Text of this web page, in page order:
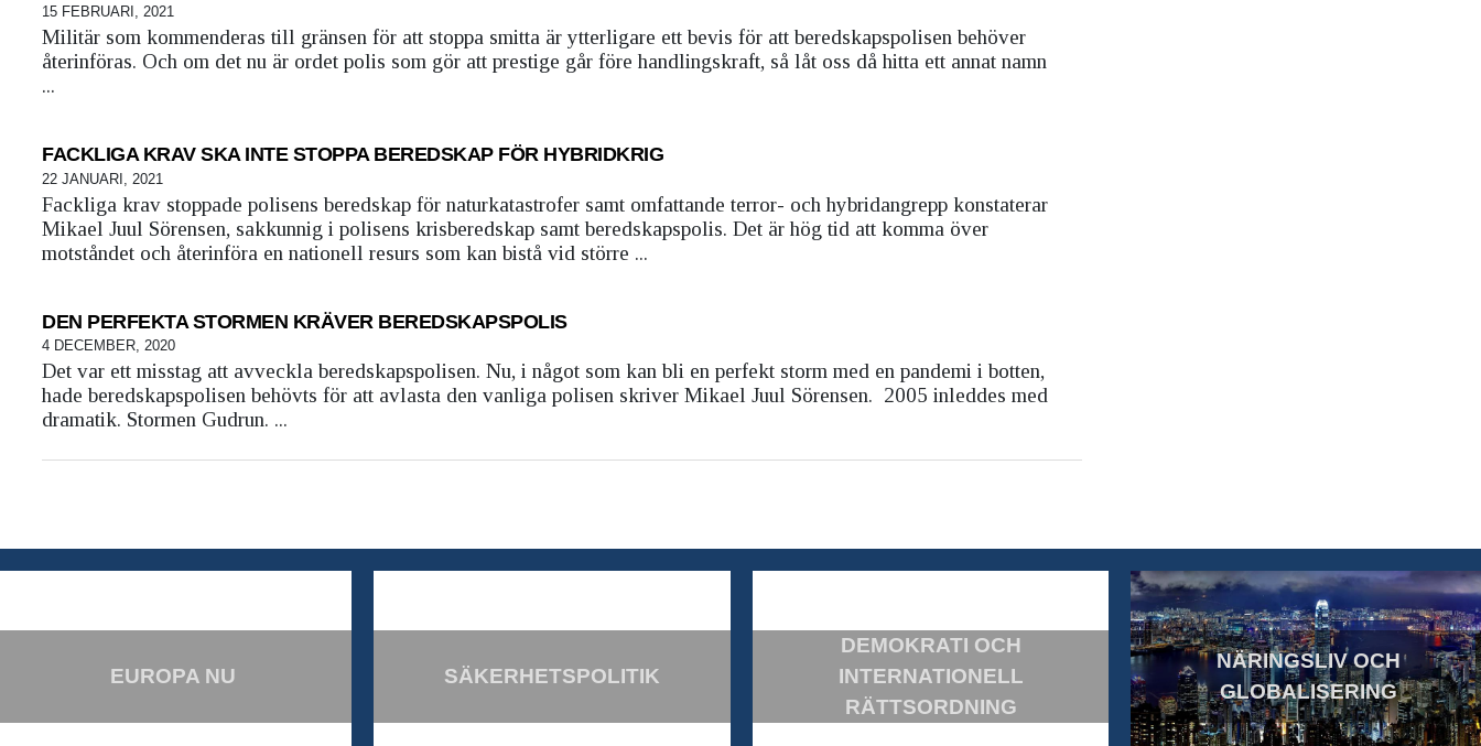
15 FEBRUARI, 2021
Militär som kommenderas till gränsen för att stoppa smitta är ytterligare ett bevis för att beredskapspolisen behöver
återinföras. Och om det nu är ordet polis som gör att prestige går före handlingskraft, så låt oss då hitta ett annat namn
...
FACKLIGA KRAV SKA INTE STOPPA BEREDSKAP FÖR HYBRIDKRIG
22 JANUARI, 2021
Fackliga krav stoppade polisens beredskap för naturkatastrofer samt omfattande terror- och hybridangrepp konstaterar
Mikael Juul Sörensen, sakkunnig i polisens krisberedskap samt beredskapspolis. Det är hög tid att komma över
motståndet och återinföra en nationell resurs som kan bistå vid större ...
DEN PERFEKTA STORMEN KRÄVER BEREDSKAPSPOLIS
4 DECEMBER, 2020
Det var ett misstag att avveckla beredskapspolisen. Nu, i något som kan bli en perfekt storm med en pandemi i botten,
hade beredskapspolisen behövts för att avlasta den vanliga polisen skriver Mikael Juul Sörensen. 2005 inleddes med
dramatik. Stormen Gudrun. ...
EUROPA NU SÄKERHETSPOLITIK
DEMOKRATI OCH
INTERNATIONELL
RÄTTSORDNING
NÄRINGSLIV OCH
GLOBALISERING